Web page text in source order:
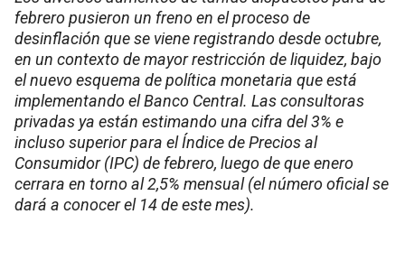
febrero pusieron un freno en el proceso de
desinflación que se viene registrando desde octubre,
en un contexto de mayor restricción de liquidez, bajo
el nuevo esquema de política monetaria que está
implementando el Banco Central. Las consultoras
privadas ya están estimando una cifra del 3% e
incluso superior para el Índice de Precios al
Consumidor (IPC) de febrero, luego de que enero
cerrara en torno al 2,5% mensual (el número oficial se
dará a conocer el 14 de este mes).